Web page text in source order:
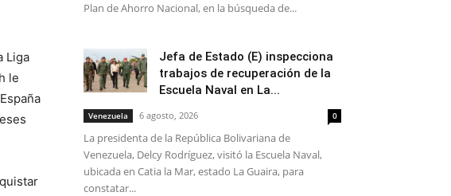
Liga
le
Plan de Ahorro Nacional, en la búsqueda de...
Jefa de Estado (E) inspecciona
trabajos de recuperación de la
Escuela Naval en La...
Venezuela 6 agosto, 2026 0
La presidenta de la República Bolivariana de
Venezuela, Delcy Rodríguez, visitó la Escuela Naval,
ubicada en Catia la Mar, estado La Guaira, para
constatar...